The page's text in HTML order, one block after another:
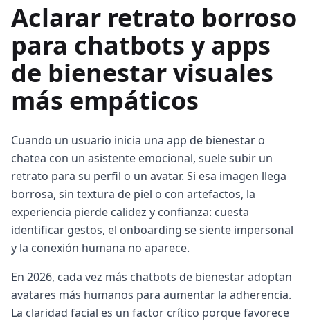
Aclarar retrato borroso
para chatbots y apps
de bienestar visuales
más empáticos
Cuando un usuario inicia una app de bienestar o
chatea con un asistente emocional, suele subir un
retrato para su perfil o un avatar. Si esa imagen llega
borrosa, sin textura de piel o con artefactos, la
experiencia pierde calidez y confianza: cuesta
identificar gestos, el onboarding se siente impersonal
y la conexión humana no aparece.
En 2026, cada vez más chatbots de bienestar adoptan
avatares más humanos para aumentar la adherencia.
La claridad facial es un factor crítico porque favorece